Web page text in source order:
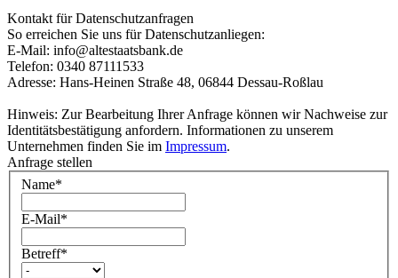
Kontakt für Datenschutzanfragen
So erreichen Sie uns für Datenschutzanliegen:
E-Mail: info@altestaatsbank.de
Telefon: 0340 87111533
Adresse: Hans-Heinen Straße 48, 06844 Dessau-Roßlau
Hinweis: Zur Bearbeitung Ihrer Anfrage können wir Nachweise zur
Identitätsbestätigung anfordern. Informationen zu unserem
Unternehmen finden Sie im Impressum.
Anfrage stellen
Name*
E-Mail*
Betreff*